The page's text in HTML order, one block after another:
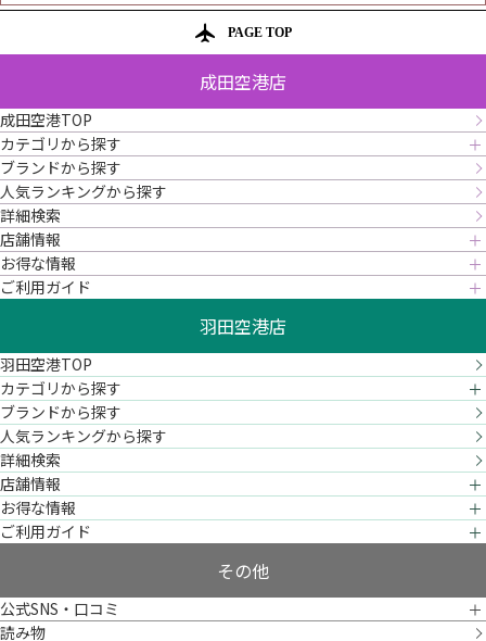
PAGE TOP
成田空港店
成田空港TOP
カテゴリから探す
ブランドから探す
人気ランキングから探す
詳細検索
店舗情報
お得な情報
ご利用ガイド
羽田空港店
羽田空港TOP
カテゴリから探す
ブランドから探す
人気ランキングから探す
詳細検索
店舗情報
お得な情報
ご利用ガイド
その他
公式SNS・口コミ
読み物